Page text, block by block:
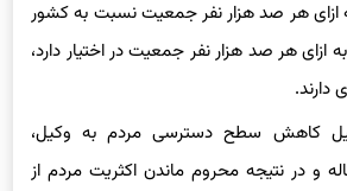
۸۹ وکیل به ازای هر صد هزار نفر جمعیت در اختیار دارد،
دارند.
کاهش سطح دسترسی مردم به وکیل،
و در نتیجه محروم ماندن اکثریت مردم از
که محمدرضا کامیار، عضو هیئت